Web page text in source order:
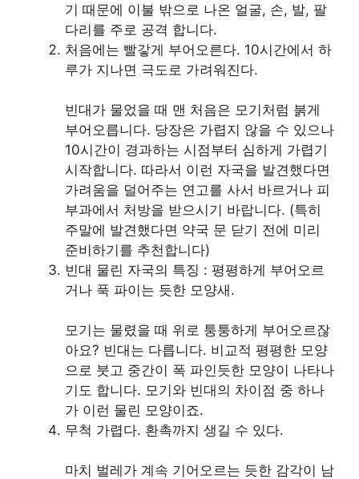
기 때문에 이불 밖으로 나온 얼굴, 손, 발, 팔
다리를 주로 공격 합니다.
처음에는 빨갛게 부어오른다. 10시간에서 하
루가 지나면 극도로 가려워진다.
빈대가 물었을 때 맨 처음은 모기처럼 붉게
부어오릅니다. 당장은 가렵지 않을 수 있으나
10시간이 경과하는 시점부터 심하게 가렵기
시작합니다. 따라서 이런 자국을 발견했다면
가려움을 덜어주는 연고를 사서 바르거나 피
부과에서 처방을 받으시기 바랍니다. (특히
주말에 발견했다면 약국 문 닫기 전에 미리
준비하기를 추천합니다)
빈대 물린 자국의 특징 : 평평하게 부어오르
거나 푹 파이는 듯한 모양새.
모기는 물렸을 때 위로 퉁퉁하게 부어오르잖
아요? 빈대는 다릅니다. 비교적 평평한 모양
으로 붓고 중간이 폭 파인듯한 모양이 나타나
기도 합니다. 모기와 빈대의 차이점 중 하나
가 이런 물린 모양이죠.
무척 가렵다. 환촉까지 생길 수 있다.
마치 벌레가 계속 기어오르는 듯한 감각이 남